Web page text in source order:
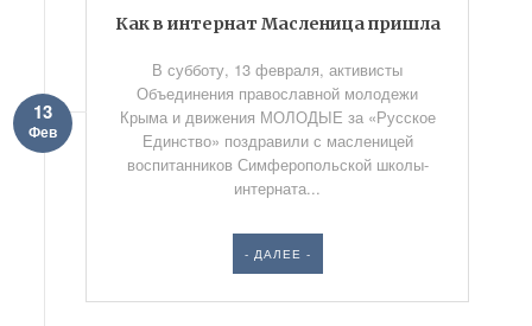
Как в интернат Масленица пришла
13
Фев
В субботу, 13 февраля, активисты
Объединения православной молодежи
Крыма и движения МОЛОДЫЕ за «Русское
Единство» поздравили с масленицей
воспитанников Симферопольской школы-
интерната...
- ДАЛЕЕ -